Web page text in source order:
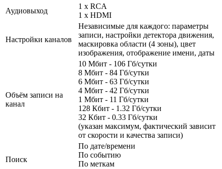
Аудиовыход
1 x RCA
1 x HDMI
Настройки каналов
Независимые для каждого: параметры
записи, настройки детектора движения,
маскировка области (4 зоны), цвет
изображения, отображение имени, даты
Объём записи на
канал
10 Мбит - 106 Гб/сутки
8 Мбит - 84 Гб/сутки
6 Мбит - 63 Гб/сутки
4 Мбит - 42 Гб/сутки
1 Мбит - 11 Гб/сутки
128 Кбит - 1.32 Гб/сутки
32 Кбит - 0.33 Гб/сутки
(указан максимум, фактический зависит
от скорости и качества записи)
Поиск
По дате/времени
По событию
По меткам